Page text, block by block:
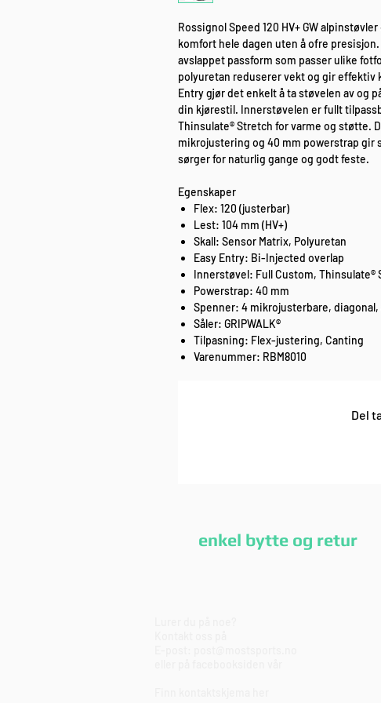
Rossignol Speed 120 HV+ GW
komfort hele dagen uten å ofre
avslappet passform som passer ulike
polyuretan reduserer vekt og gir
Entry gjør det enkelt å ta støvelen av og
din kjørestil. Innerstøvelen er fullt
Thinsulate® Stretch for varme og støtte.
mikrojustering og 40 mm powerstrap gir
sørger for naturlig gange og godt feste.
Egenskaper
Flex: 120 (justerbar)
Lest: 104 mm (HV+)
Skall: Sensor Matrix, Polyuretan
Easy Entry: Bi-Injected overlap
Innerstøvel: Full Custom, Thinsulate®
Powerstrap: 40 mm
Spenner: 4 mikrojusterbare,
Såler: GRIPWALK®
Tilpasning: Flex-justering, Canting
Varenummer: RBM8010
Del
enkel bytte og